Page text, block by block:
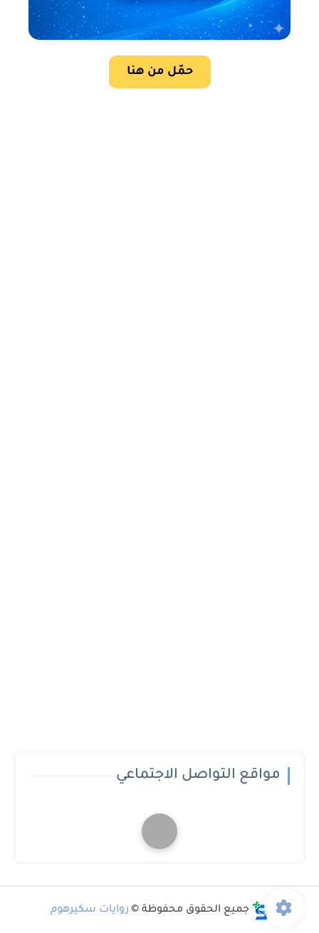
حمّل من هنا
مواقع التواصل الاجتماعي
جميع الحقوق محفوظة © روايات سكيرهوم